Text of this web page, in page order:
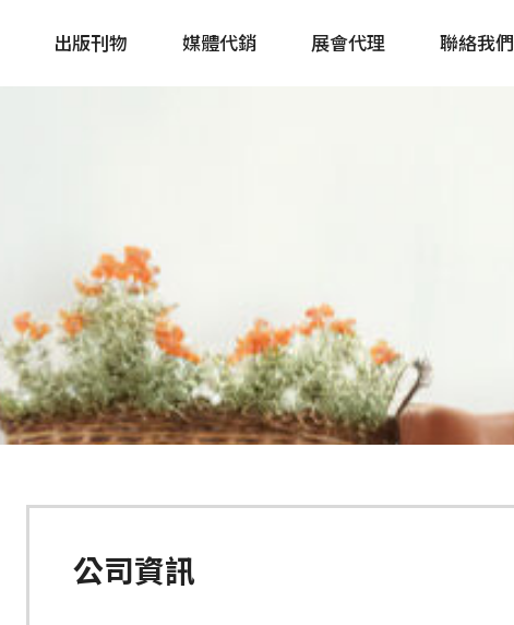
出版刊物
戶外探索 Outside
主題書籍
媒體代銷 展會代理 聯絡我們
公司資訊